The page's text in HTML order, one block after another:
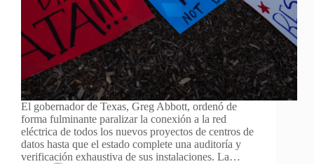
El gobernador de Texas, Greg Abbott, ordenó de
forma fulminante paralizar la conexión a la red
eléctrica de todos los nuevos proyectos de centros de
datos hasta que el estado complete una auditoría y
verificación exhaustiva de sus instalaciones. La…